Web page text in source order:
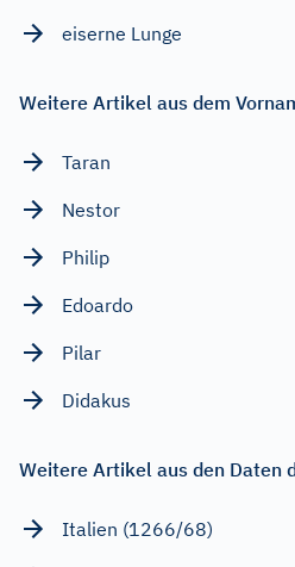
eiserne Lunge
Weitere Artikel aus dem
Taran
Nestor
Philip
Edoardo
Pilar
Didakus
Weitere Artikel aus den Daten
Italien (1266/68)